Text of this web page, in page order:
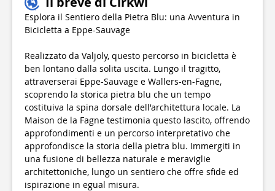
Esplora il Sentiero della Pietra Blu: una Avventura in
Bicicletta a Eppe-Sauvage
Realizzato da Valjoly, questo percorso in bicicletta è
ben lontano dalla solita uscita. Lungo il tragitto,
attraverserai Eppe-Sauvage e Wallers-en-Fagne,
scoprendo la storica pietra blu che un tempo
costituiva la spina dorsale dell'architettura locale. La
Maison de la Fagne testimonia questo lascito, offrendo
approfondimenti e un percorso interpretativo che
approfondisce la storia della pietra blu. Immergiti in
una fusione di bellezza naturale e meraviglie
architettoniche, lungo un sentiero che offre sfide ed
ispirazione in egual misura.